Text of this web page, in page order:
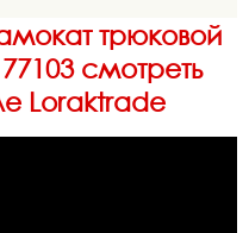
трюковой
смотреть
Loraktrade